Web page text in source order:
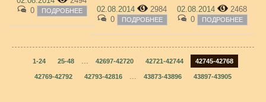
0
ПОДРОБНЕЕ 02.08.2014
2984
0
ПОДРОБНЕЕ
02.08.2014
2468
0
ПОДРОБНЕЕ
1-24 25-48 ... 42697-42720 42721-42744 42745-42768
42769-42792 42793-42816 ... 43873-43896 43897-43905